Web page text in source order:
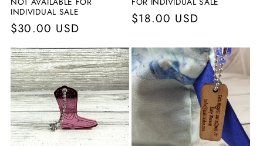
INDIVIDUAL SALE
Vanlig
pris
$30.00 USD
Vanlig
$18.00 USD